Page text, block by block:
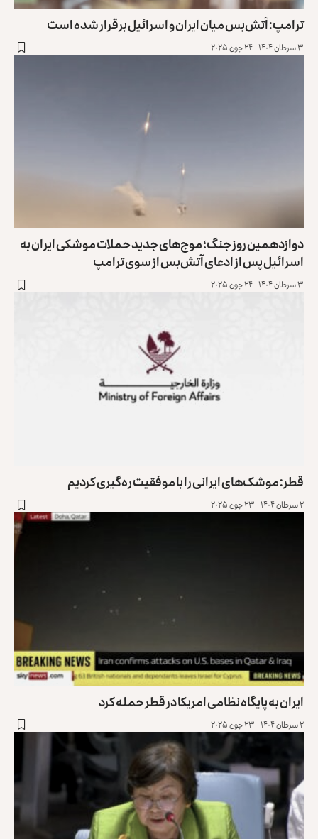
ترامپ: آتش‌بس میان ایران و اسرائیل برقرار شده است
۳ سرطان ۱۴۰۴ - ۲۴ جون ۲۰۲۵
دوازدهمین روز جنگ؛ موج‌های جدید حملات موشکی ایران به
اسرائیل پس از ادعای آتش‌بس از سوی ترامپ
۳ سرطان ۱۴۰۴ - ۲۴ جون ۲۰۲۵
قطر: موشک‌های ایرانی را با موفقیت ره‌گیری کردیم
۲ سرطان ۱۴۰۴ - ۲۳ جون ۲۰۲۵
ایران به پایگاه نظامی امریکا در قطر حمله کرد
۲ سرطان ۱۴۰۴ - ۲۳ جون ۲۰۲۵